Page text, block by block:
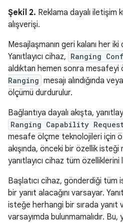
Şekil 2. Reklama dayalı iletişim
alışverişi.
Mesajlaşmanın geri kalanı her iki
Yanıtlayıcı cihaz, Ranging
aldıktan hemen sonra mesafeyi
Ranging mesajı alındığında
ölçümü durdurulur.
Bağlantıya dayalı akışta,
Ranging Capability Request
mesafe ölçme teknolojileri için
akışında, önceki bir özellik isteği
yanıtlayıcı cihaz tüm
Başlatıcı cihaz, gönderdiği tüm
bir yanıt alacağını varsayar.
isteğe herhangi bir sırada yanıt
varsayımda bulunmamalıdır. Bu,